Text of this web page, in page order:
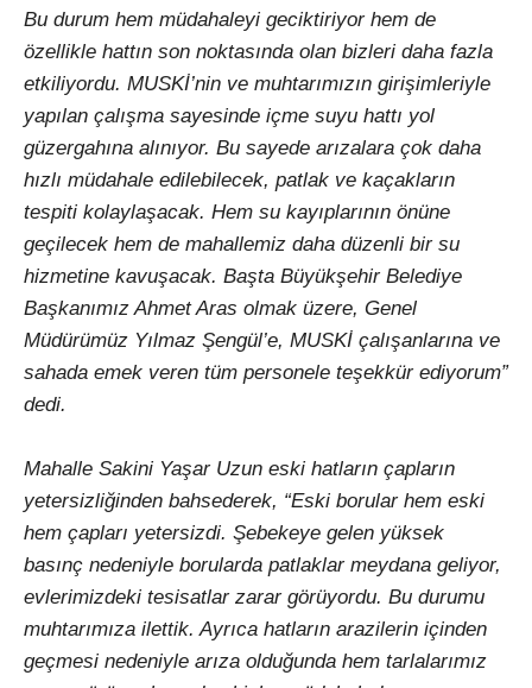
Bu durum hem müdahaleyi geciktiriyor hem de
özellikle hattın son noktasında olan bizleri daha fazla
etkiliyordu. MUSKİ’nin ve muhtarımızın girişimleriyle
yapılan çalışma sayesinde içme suyu hattı yol
güzergahına alınıyor. Bu sayede arızalara çok daha
hızlı müdahale edilebilecek, patlak ve kaçakların
tespiti kolaylaşacak. Hem su kayıplarının önüne
geçilecek hem de mahallemiz daha düzenli bir su
hizmetine kavuşacak. Başta Büyükşehir Belediye
Başkanımız Ahmet Aras olmak üzere, Genel
Müdürümüz Yılmaz Şengül’e, MUSKİ çalışanlarına ve
sahada emek veren tüm personele teşekkür ediyorum”
dedi.
Mahalle Sakini Yaşar Uzun eski hatların çapların
yetersizliğinden bahsederek, “Eski borular hem eski
hem çapları yetersizdi. Şebekeye gelen yüksek
basınç nedeniyle borularda patlaklar meydana geliyor,
evlerimizdeki tesisatlar zarar görüyordu. Bu durumu
muhtarımıza ilettik. Ayrıca hatların arazilerin içinden
geçmesi nedeniyle arıza olduğunda hem tarlalarımız